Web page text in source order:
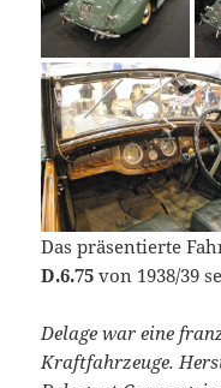
Das präsentierte
D.6.75 von 1938/39
Delage war eine
Kraftfahrzeuge.